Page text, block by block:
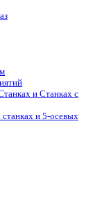
и Станках с
и 5-осевых